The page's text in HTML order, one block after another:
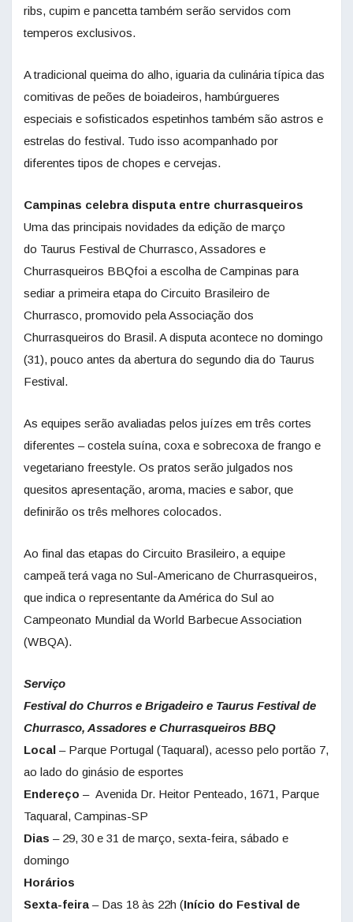
ribs, cupim e pancetta também serão servidos com
temperos exclusivos.
A tradicional queima do alho, iguaria da culinária típica das
comitivas de peões de boiadeiros, hambúrgueres
especiais e sofisticados espetinhos também são astros e
estrelas do festival. Tudo isso acompanhado por
diferentes tipos de chopes e cervejas.
Campinas celebra disputa entre churrasqueiros
Uma das principais novidades da edição de março
do Taurus Festival de Churrasco, Assadores e
Churrasqueiros BBQfoi a escolha de Campinas para
sediar a primeira etapa do Circuito Brasileiro de
Churrasco, promovido pela Associação dos
Churrasqueiros do Brasil. A disputa acontece no domingo
(31), pouco antes da abertura do segundo dia do Taurus
Festival.
As equipes serão avaliadas pelos juízes em três cortes
diferentes – costela suína, coxa e sobrecoxa de frango e
vegetariano freestyle. Os pratos serão julgados nos
quesitos apresentação, aroma, macies e sabor, que
definirão os três melhores colocados.
Ao final das etapas do Circuito Brasileiro, a equipe
campeã terá vaga no Sul-Americano de Churrasqueiros,
que indica o representante da América do Sul ao
Campeonato Mundial da World Barbecue Association
(WBQA).
Serviço
Festival do Churros e Brigadeiro e Taurus Festivalde
Churrasco, Assadores e Churrasqueiros BBQ
Local – Parque Portugal (Taquaral), acesso pelo portão 7,
ao lado do ginásio de esportes
Endereço – Avenida Dr. Heitor Penteado, 1671, Parque
Taquaral, Campinas-SP
Dias – 29, 30 e 31 de março, sexta-feira, sábado e
domingo
Horários
Sexta-feira – Das 18 às 22h (Início do Festival de